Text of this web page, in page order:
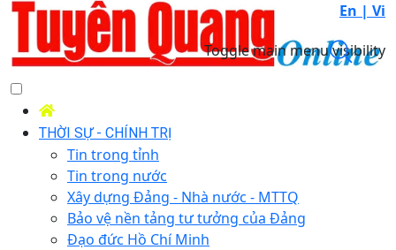
En | Vi
Toggle main menu visibility
THỜI SỰ - CHÍNH TRỊ
Tin trong tỉnh
Tin trong nước
Xây dựng Đảng - Nhà nước - MTTQ
Bảo vệ nền tảng tư tưởng của Đảng
Đạo đức Hồ Chí Minh